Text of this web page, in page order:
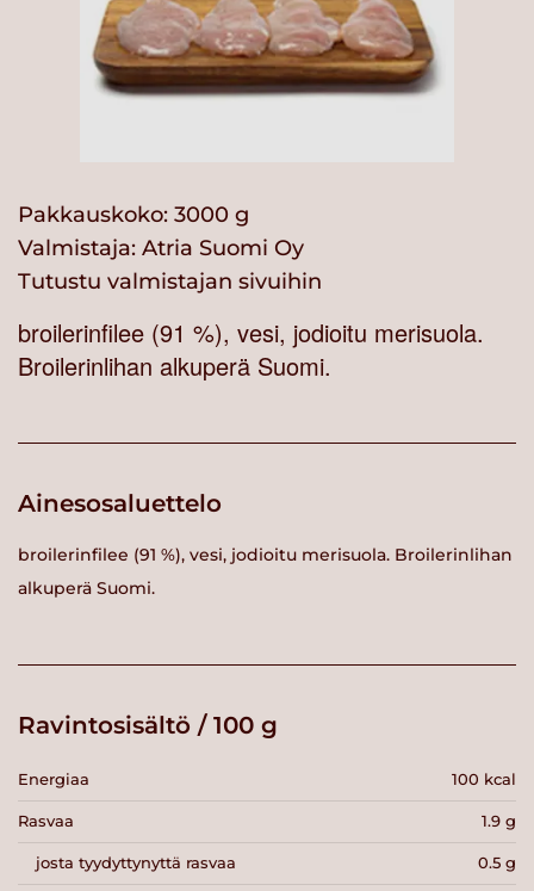
Pakkauskoko: 3000 g
Valmistaja: Atria Suomi Oy
Tutustu valmistajan sivuihin
broilerinfilee (91 %), vesi, jodioitu merisuola.
Broilerinlihan alkuperä Suomi.
Ainesosaluettelo
broilerinfilee (91 %), vesi, jodioitu merisuola. Broilerinlihan
alkuperä Suomi.
Ravintosisältö / 100 g
Energiaa 100 kcal
Rasvaa 1.9 g
josta tyydyttynyttä rasvaa 0.5 g